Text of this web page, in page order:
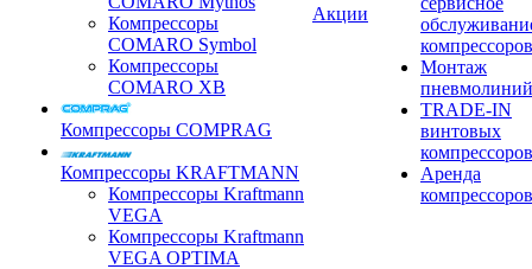
Компрессоры
COMARO Symbol
Компрессоры
COMARO XB
Компрессоры COMPRAG
Компрессоры KRAFTMANN
Компрессоры Kraftmann
VEGA
Компрессоры Kraftmann
VEGA OPTIMA
Акции
компрессоров
Монтаж
пневмолиний
TRADE-IN
винтовых
компрессоров
Аренда
компрессоров